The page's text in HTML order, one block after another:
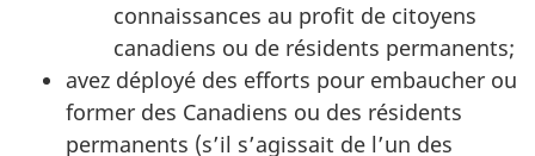
connaissances au profit de citoyens
canadiens ou de résidents permanents;
avez déployé des efforts pour embaucher ou
former des Canadiens ou des résidents
permanents (s’il s’agissait de l’un des